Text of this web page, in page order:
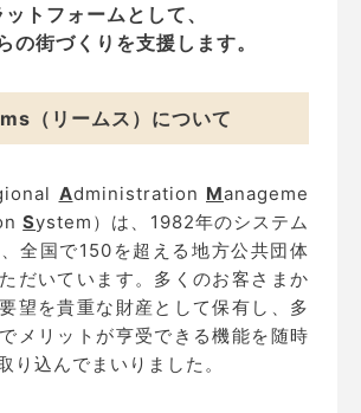
ットフォームとして、
の街づくりを支援します。
（リームス）について
Administration Manageme
System）は、1982年のシステム
全国で150 を超える地方公共団体
だいています。多くのお客さまか
望を貴重な財産として保有し、多
メリットが亨受できる機能を随時
り込んでまいりました。